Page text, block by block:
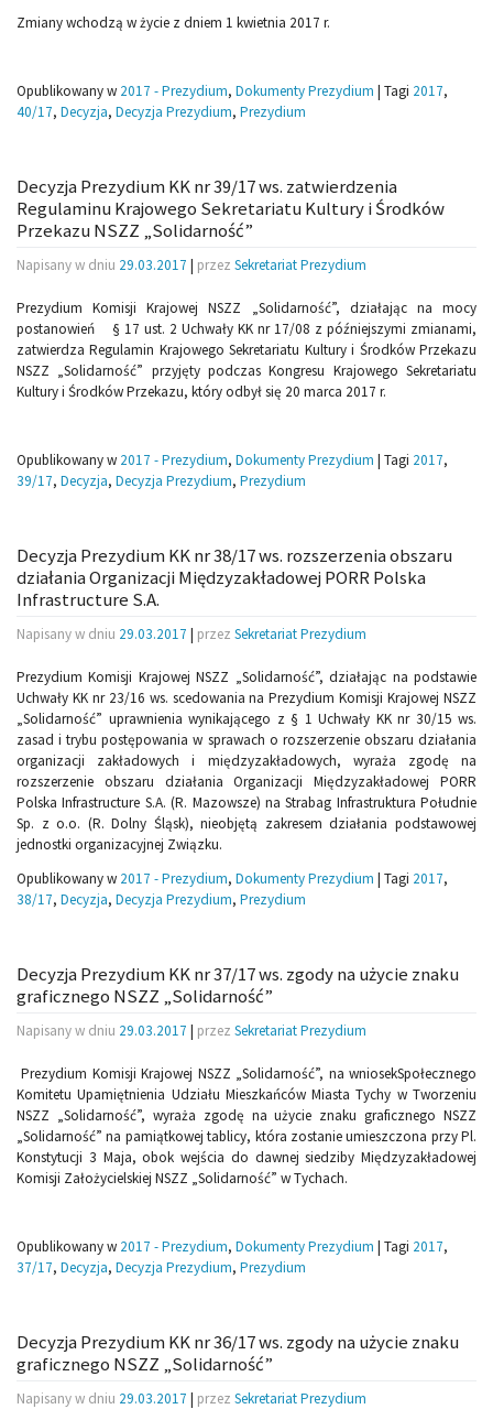
Zmiany wchodzą w życie z dniem 1 kwietnia 2017 r.
Opublikowany w 2017 - Prezydium, Dokumenty Prezydium | Tagi 2017,
40/17, Decyzja, Decyzja Prezydium, Prezydium
Decyzja Prezydium KK nr 39/17 ws. zatwierdzenia
Regulaminu Krajowego Sekretariatu Kultury i Środków
Przekazu NSZZ „Solidarność”
Napisany w dniu 29.03.2017 | przez Sekretariat Prezydium
Prezydium Komisji Krajowej NSZZ „Solidarność”, działając na mocy
postanowień § 17 ust. 2 Uchwały KK nr 17/08 z późniejszymi zmianami,
zatwierdza Regulamin Krajowego Sekretariatu Kultury i Środków Przekazu
NSZZ „Solidarność” przyjęty podczas Kongresu Krajowego Sekretariatu
Kultury i Środków Przekazu, który odbył się 20 marca 2017 r.
Opublikowany w 2017 - Prezydium, Dokumenty Prezydium | Tagi 2017,
39/17, Decyzja, Decyzja Prezydium, Prezydium
Decyzja Prezydium KK nr 38/17 ws. rozszerzenia obszaru
działania Organizacji Międzyzakładowej PORR Polska
Infrastructure S.A.
Napisany w dniu 29.03.2017 | przez Sekretariat Prezydium
Prezydium Komisji Krajowej NSZZ „Solidarność”, działając na podstawie
Uchwały KK nr 23/16 ws. scedowania na Prezydium Komisji Krajowej NSZZ
„Solidarność” uprawnienia wynikającego z § 1 Uchwały KK nr 30/15 ws.
zasad i trybu postępowania w sprawach o rozszerzenie obszaru działania
organizacji zakładowych i międzyzakładowych, wyraża zgodę na
rozszerzenie obszaru działania Organizacji Międzyzakładowej PORR
Polska Infrastructure S.A. (R. Mazowsze) na Strabag Infrastruktura Południe
Sp. z o.o. (R. Dolny Śląsk), nieobjętą zakresem działania podstawowej
jednostki organizacyjnej Związku.
Opublikowany w 2017 - Prezydium, Dokumenty Prezydium | Tagi 2017,
38/17, Decyzja, Decyzja Prezydium, Prezydium
Decyzja Prezydium KK nr 37/17 ws. zgody na użycie znaku
graficznego NSZZ „Solidarność”
Napisany w dniu 29.03.2017 | przez Sekretariat Prezydium
Prezydium Komisji Krajowej NSZZ „Solidarność”, na wniosekSpołecznego
Komitetu Upamiętnienia Udziału Mieszkańców Miasta Tychy w Tworzeniu
NSZZ „Solidarność”, wyraża zgodę na użycie znaku graficznego NSZZ
„Solidarność” na pamiątkowej tablicy, która zostanie umieszczona przy Pl.
Konstytucji 3 Maja, obok wejścia do dawnej siedziby Międzyzakładowej
Komisji Założycielskiej NSZZ „Solidarność” w Tychach.
Opublikowany w 2017 - Prezydium, Dokumenty Prezydium | Tagi 2017,
37/17, Decyzja, Decyzja Prezydium, Prezydium
Decyzja Prezydium KK nr 36/17 ws. zgody na użycie znaku
graficznego NSZZ „Solidarność”
Napisany w dniu 29.03.2017 | przez Sekretariat Prezydium